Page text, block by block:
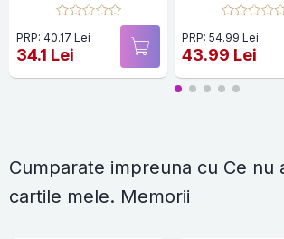
PRP: 40.17 Lei
34.1 Lei
PRP: 54.99 Lei
43.99 Lei
Cumparate impreuna cu Ce nu
cartile mele. Memorii